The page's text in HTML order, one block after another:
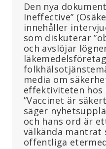
Den nya
Ineffective”
innehåller
som diskuterar
och avslöjar
media om
effektiviteten hos
”Vaccinet är
säger
och hans ord är
välkända mantrat
offentliga